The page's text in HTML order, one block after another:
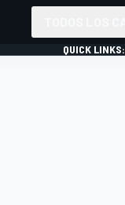
QUICK LINKS: